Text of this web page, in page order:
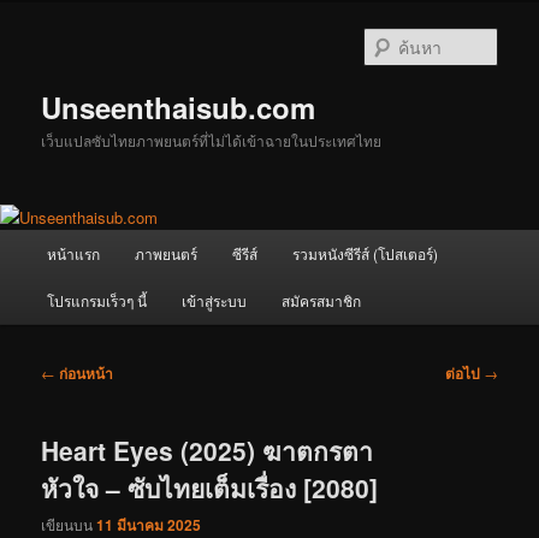
Unseenthaisub.com
เว็บแปลซับไทยภาพยนตร์ที่ไม่ได้เข้าฉายในประเทศไทย
หน้าแรก ภาพยนตร์ ซีรีส์ รวมหนังซีรีส์ (โปสเตอร์)
โปรแกรมเร็วๆ นี้ เข้าสู่ระบบ สมัครสมาชิก
เมนู
← ก่อนหน้า ต่อไป →
Heart Eyes (2025) ฆาตกรตา
หัวใจ – ซับไทยเต็มเรื่อง [2080]
เขียนบน11 มีนาคม 2025